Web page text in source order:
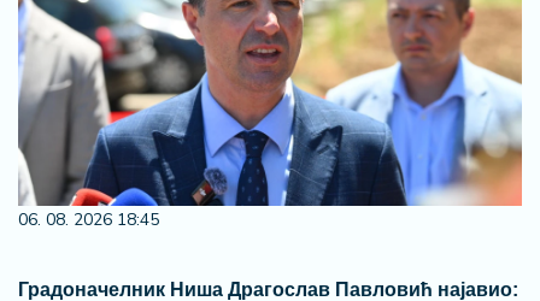
06. 08. 2026 18:45
Градоначелник Ниша Драгослав Павловић најавио: